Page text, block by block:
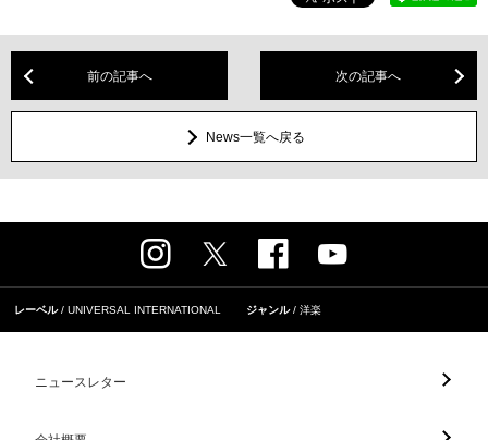
前の記事へ 次の記事へ
News一覧へ戻る
レーベル UNIVERSAL INTERNATIONAL ジャンル 洋楽
ニュースレター